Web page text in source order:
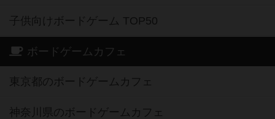
子供向けボードゲーム TOP50
ボードゲームカフェ
東京都のボードゲームカフェ
神奈川県のボードゲームカフェ